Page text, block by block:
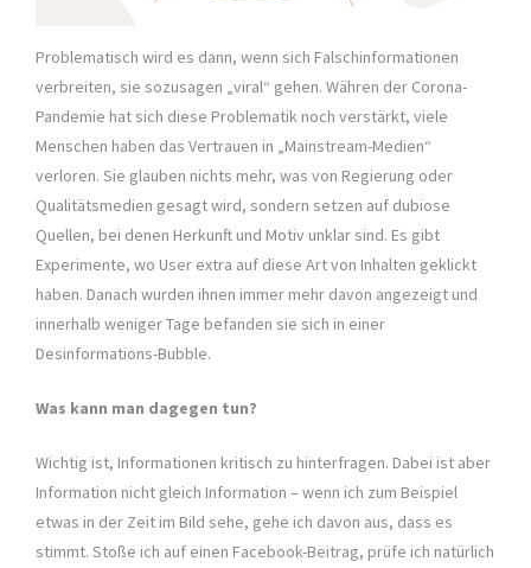
Problematisch wird es dann, wenn sich Falschinformationen
verbreiten, sie sozusagen „viral“ gehen. Währen der Corona-
Pandemie hat sich diese Problematik noch verstärkt, viele
Menschen haben das Vertrauen in „Mainstream-Medien“
verloren. Sie glauben nichts mehr, was von Regierung oder
Qualitätsmedien gesagt wird, sondern setzen auf dubiose
Quellen, bei denen Herkunft und Motiv unklar sind. Es gibt
Experimente, wo User extra auf diese Art von Inhalten geklickt
haben. Danach wurden ihnen immer mehr davon angezeigt und
innerhalb weniger Tage befanden sie sich in einer
Desinformations-Bubble.
Was kann man dagegen tun?
Wichtig ist, Informationen kritisch zu hinterfragen. Dabei ist aber
Information nicht gleich Information – wenn ich zum Beispiel
etwas in der Zeit im Bild sehe, gehe ich davon aus, dass es
stimmt. Stoße ich auf einen Facebook-Beitrag, prüfe ich natürlich